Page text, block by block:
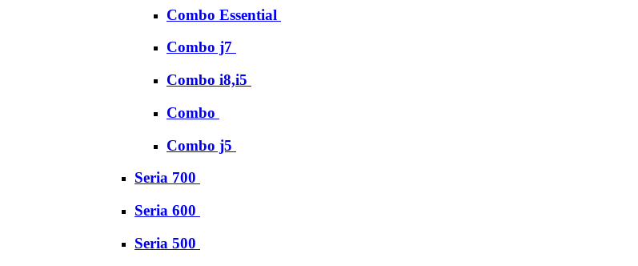
Combo Essential
Combo j7
Combo i8,i5
Combo
Combo j5
Seria 700
Seria 600
Seria 500